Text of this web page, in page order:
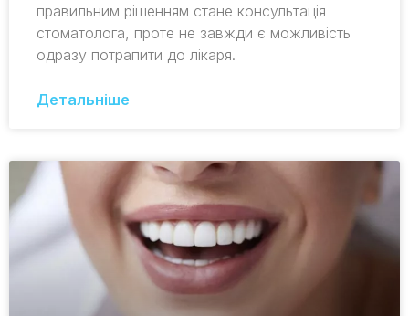
правильним рішенням стане консультація
стоматолога, проте не завжди є можливість
одразу потрапити до лікаря.
Детальніше